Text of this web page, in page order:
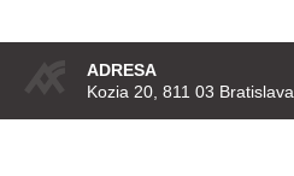
ADRESA
Kozia 20, 811 03 Bratislava